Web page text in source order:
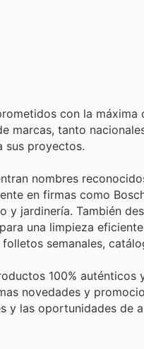
con la máxima
marcas, tanto
sus proyectos.
nombres
en firmas como
y jardinería. También
una limpieza
semanales,
100% auténticos
novedades y
y las oportunidades de